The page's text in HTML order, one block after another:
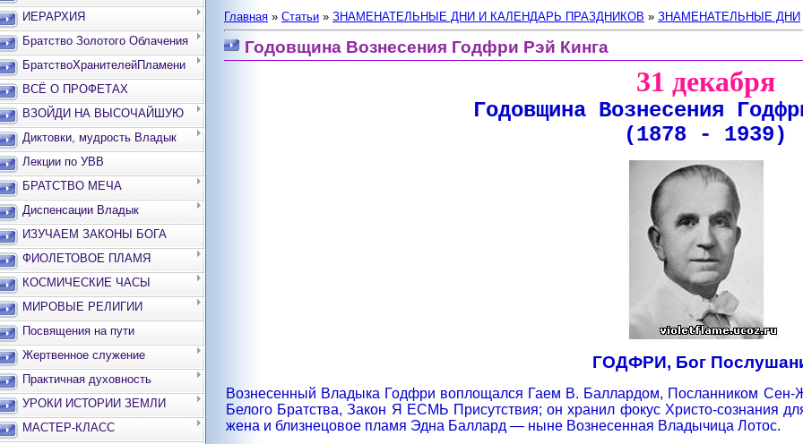
ИЕРАРХИЯ
Братство Золотого Облачения
БратствоХранителейПламени
ВСЁ О ПРОФЕТАХ
ВЗОЙДИ НА ВЫСОЧАЙШУЮ
ВЕРШИНУ
Диктовки, мудрость Владык
Лекции по УВВ
БРАТСТВО МЕЧА
Диспенсации Владык
ИЗУЧАЕМ ЗАКОНЫ БОГА
ФИОЛЕТОВОЕ ПЛАМЯ
КОСМИЧЕСКИЕ ЧАСЫ
МИРОВЫЕ РЕЛИГИИ
Посвящения на пути
Жертвенное служение
Практичная духовность
УРОКИ ИСТОРИИ ЗЕМЛИ
МАСТЕР-КЛАСС
Главная » Статьи » ЗНАМЕНАТЕЛЬНЫЕ ДНИ И КАЛЕНДАРЬ ПРАЗДНИКОВ » ЗНАМЕНАТЕЛЬНЫЕ ДНИ
Годовщина Вознесения Годфри Рэй Кинга
31 декабря
Годовщина Вознесения
(1878 - 1939)
ГОДФРИ, Бог
Вознесенный Владыка Годфри воплощался Гаем В. Баллардом, Посланником
Белого Братства, Закон Я ЕСМЬ Присутствия; он хранил фокус Христо-сознания
жена и близнецовое пламя Эдна Баллард — ныне Вознесенная Владычица Лотос.